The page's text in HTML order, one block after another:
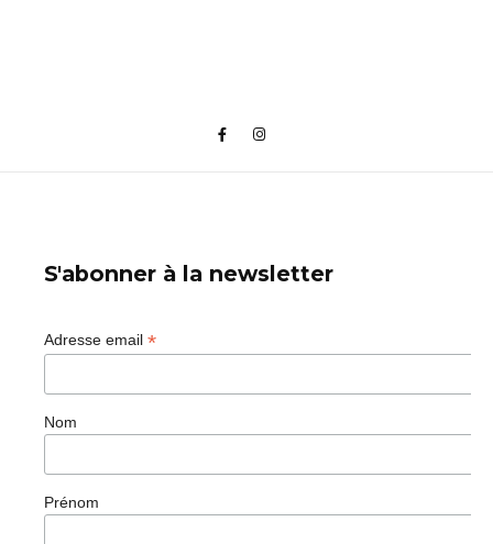
S'abonner à la newsletter
Adresse email *
Nom
Prénom